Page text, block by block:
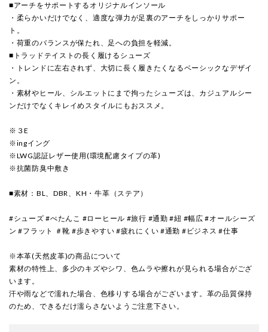
■アーチをサポートするオリジナルインソール
・柔らかいだけでなく、適度な弾力が足裏のアーチをしっかりサポー
ト。
・荷重のバランスが保たれ、足への負担を軽減。
■トラッドテイストの長く履けるシューズ
・トレンドに左右されず、大切に長く履きたくなるベーシックなデザイ
ン。
・素材やヒール、シルエットにまで拘ったシューズは、カジュアルシー
ンだけでなくキレイめスタイルにもおススメ。
※３E
※ingイング
※LWG認証レザー使用(環境配慮タイプの革)
※抗菌防臭中敷き
■素材：BL、DBR、KH・牛革（ステア）
#シューズ #ぺたんこ #ローヒール #旅行 #通勤 #紐 #幅広 #オールシーズ
ン #フラット ＃靴 #歩きやすい #疲れにくい #通勤 #ビジネス #仕事
※本革(天然皮革)の商品について
素材の特性上、多少のキズやシワ、色ムラや擦れが見られる場合がござ
います。
汗や雨などで濡れた場合、色移りする場合がございます。革の品質保持
のため、できるだけ濡らさないようご注意下さい。